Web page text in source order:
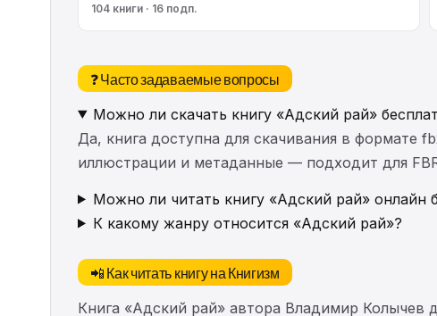
104 книги · 16 подп.
❓ Часто задаваемые вопросы
Можно ли скачать книгу «Адский рай»
Да, книга доступна для скачивания в формате
иллюстрации и метаданные — подходит для
Можно ли читать книгу «Адский рай» онлайн
К какому жанру относится «Адский рай»?
📲 Как читать книгу на Книгизм
Книга «Адский рай» автора Владимир Колычев